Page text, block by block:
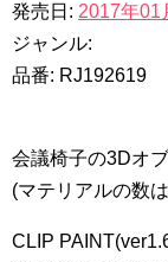
発売日: 2017年01
ジャンル:
品番: RJ192619
会議椅子の3Dオ
(マテリアルの数
CLIP